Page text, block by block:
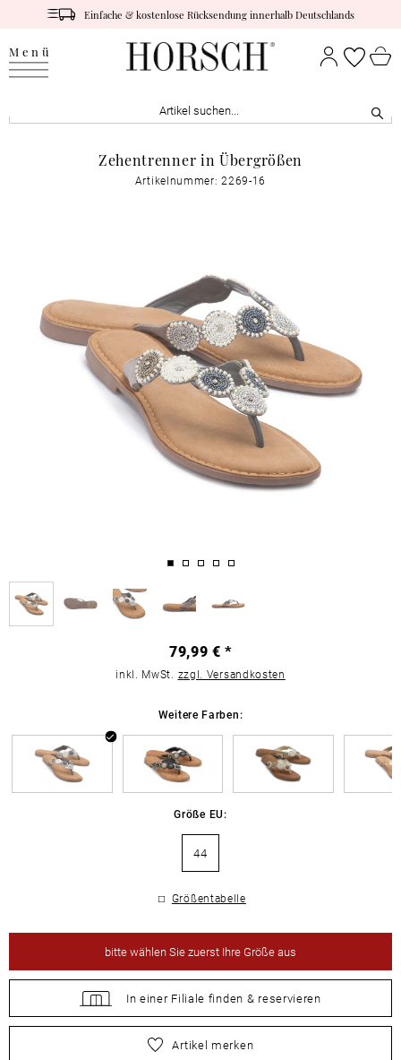
Einfache & kostenlose Rücksendung innerhalb Deutschlands
Menü
Zehentrenner in Übergrößen
Artikelnummer: 2269-16
79,99 € *
inkl. MwSt. zzgl. Versandkosten
Weitere Farben:
Größe EU:
44
Größentabelle
bittewählen Sie zuerst Ihre Größe aus
In einer Filiale finden & reservieren
wählen Sie zuerst Ihre Größe aus
Artikel merken